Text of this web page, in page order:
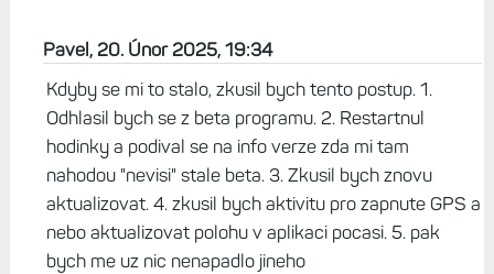
Pavel, 20. Únor 2025, 19:34
Kdyby se mi to stalo, zkusil bych tento postup. 1.
Odhlasil bych se z beta programu. 2. Restartnul
hodinky a podival se na info verze zda mi tam
nahodou "nevisi" stale beta. 3. Zkusil bych znovu
aktualizovat. 4. zkusil bych aktivitu pro zapnute GPS a
nebo aktualizovat polohu v aplikaci pocasi. 5. pak
bych me uz nic nenapadlo jineho